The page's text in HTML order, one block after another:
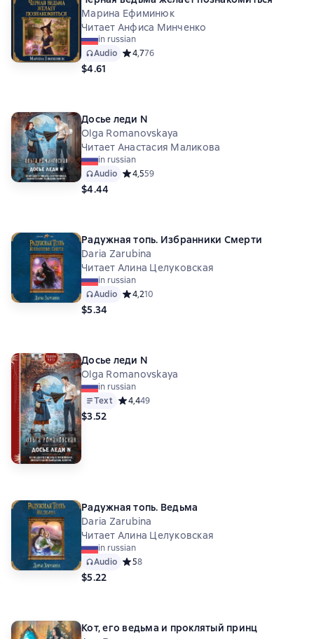
Марина Ефиминюк
Читает Анфиса Минченко
in russian
Audio Средний рейтинг 4,7 на основе 76 оценок
4,776
$4.61
Досье леди N
Olga Romanovskaya
Читает Анастасия Маликова
in russian
Audio Средний рейтинг 4,5 на основе 59 оценок
4,559
$4.44
Радужная топь. Избранники Смерти
Daria Zarubina
Читает Алина Целуковская
in russian
Audio Средний рейтинг 4,2 на основе 10 оценок
4,210
$5.34
Досье леди N
Olga Romanovskaya
in russian
Text Средний рейтинг 4,4 на основе 49 оценок
4,449
$3.52
Радужная топь. Ведьма
Daria Zarubina
Читает Алина Целуковская
in russian
Audio Средний рейтинг 5 на основе 8 оценок
58
$5.22
Кот, его ведьма и проклятый принц